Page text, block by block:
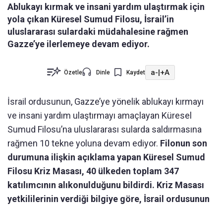
Ablukayı kırmak ve insani yardım ulaştırmak için
yola çıkan Küresel Sumud Filosu, İsrail’in
uluslararası sulardaki müdahalesine rağmen
Gazze’ye ilerlemeye devam ediyor.
Özetle Dinle Kaydet a-|+A
İsrail ordusunun, Gazze’ye yönelik ablukayı kırmayı
ve insani yardım ulaştırmayı amaçlayan Küresel
Sumud Filosu’na uluslararası sularda saldırmasına
rağmen 10 tekne yoluna devam ediyor. Filonun son
durumuna ilişkin açıklama yapan Küresel Sumud
Filosu Kriz Masası, 40 ülkeden toplam 347
katılımcının alıkonulduğunu bildirdi. Kriz Masası
yetkililerinin verdiği bilgiye göre, İsrail ordusunun